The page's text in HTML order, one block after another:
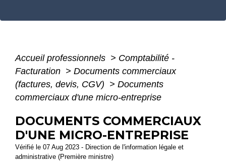
Accueil professionnels > Comptabilité -
Facturation > Documents commerciaux
(factures, devis, CGV) > Documents
commerciaux d'une micro-entreprise
DOCUMENTS COMMERCIAUX
D'UNE MICRO-ENTREPRISE
Vérifié le 07 Aug 2023 - Direction de l'information légale et
administrative (Première ministre)